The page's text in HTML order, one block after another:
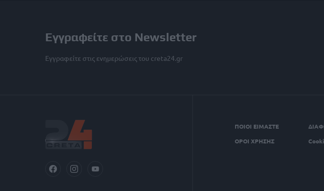
Εγγραφείτε στο Newsletter
Εγγραφείτε στις ενημερώσεις του creta24.gr
ΠΟΙΟΙ ΕΙΜΑΣΤΕ
ΟΡΟΙ ΧΡΗΣΗΣ